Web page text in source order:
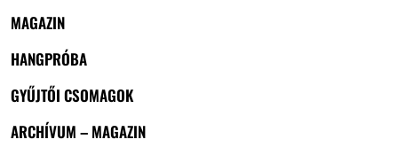
MAGAZIN
HANGPRÓBA
GYŰJTŐI CSOMAGOK
ARCHÍVUM – MAGAZIN